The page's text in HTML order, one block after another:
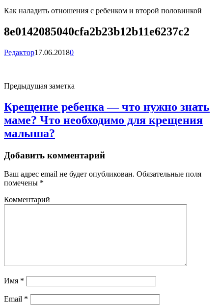
Как наладить отношения с ребенком и второй половинкой
8e0142085040cfa2b23b12b11e6237c2
Редактор17.06.20180
Предыдущая заметка
Крещение ребенка — что нужно знать
маме? Что необходимо для крещения
малыша?
Добавить комментарий
Ваш адрес email не будет опубликован. Обязательные поля
помечены *
Комментарий
Имя *
Email *